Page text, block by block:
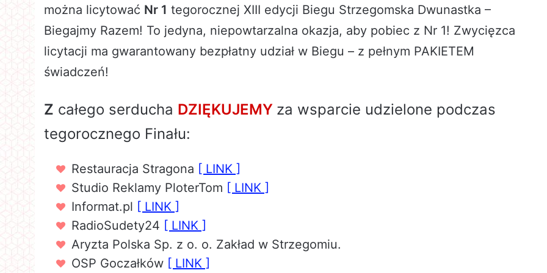
można licytować Nr 1 tegorocznej XIII edycji Biegu Strzegomska Dwunastka –
Biegajmy Razem! To jedyna, niepowtarzalna okazja, aby pobiec z Nr 1! Zwycięzca
licytacji ma gwarantowany bezpłatny udział w Biegu – z pełnym PAKIETEM
świadczeń!
Z całego serducha DZIĘKUJEMY za wsparcie udzielone podczas
tegorocznego Finału:
Restauracja Stragona [ LINK ]
Studio Reklamy PloterTom [ LINK ]
Informat.pl [ LINK ]
RadioSudety24 [ LINK ]
Aryzta Polska Sp. z o. o. Zakład w Strzegomiu.
OSP Goczałków [ LINK ]